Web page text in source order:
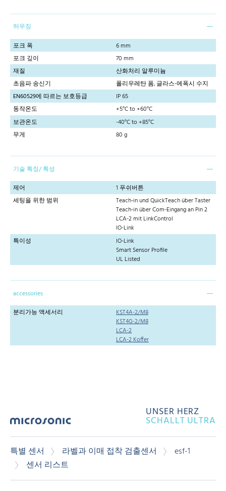
하우징
포크 폭
6 mm
포크 깊이
70 mm
재질
산화처리 알루미늄
초음파 송신기
폴리우레탄 폼, 글라스-에폭시 수지
EN60529에 따르는 보호등급
IP 65
동작온도
+5°C to +60°C
보관온도
-40°C to +85°C
무게
80 g
기술 특징/ 특성
제어
1 푸쉬버튼
세팅을 위한 범위
Teach-in und QuickTeach über Taster
Teach-in über Com-Eingang an Pin 2
LCA-2 mit LinkControl
IO-Link
특이성
IO-Link
Smart Sensor Profile
UL Listed
accessories
분리가능 액세서리
KST4A-2/M8
KST4G-2/M8
LCA-2
LCA-2 Koffer
UNSER HERZ
SCHALLT ULTRA
특별 센서 라벨과 이매 접착 검출센서
esf-1
센서 리스트